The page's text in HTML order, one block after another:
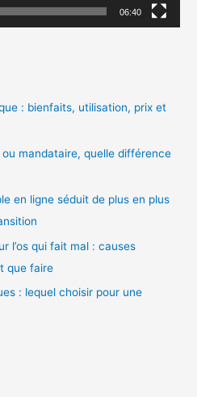
06:40
: bienfaits, utilisation, prix et
mandataire, quelle différence
en ligne séduit de plus en plus
l’os qui fait mal : causes
que faire
: lequel choisir pour une